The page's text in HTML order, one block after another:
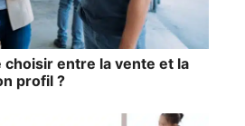
choisir entre la vente et la
profil ?